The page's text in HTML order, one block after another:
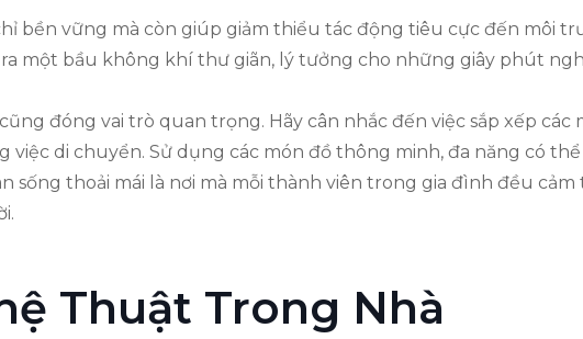
bền vững mà còn giúp giảm thiểu tác động tiêu cực đến môi
một bầu không khí thư giãn, lý tưởng cho những giây phút
đóng vai trò quan trọng. Hãy cân nhắc đến việc sắp xếp các
di chuyển. Sử dụng các món đồ thông minh, đa năng có
thoải mái là nơi mà mỗi thành viên trong gia đình đều cảm
Thuật Trong Nhà